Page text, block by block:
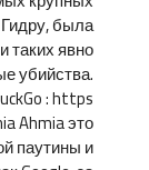
была
таких явно
убийства.
: https
Ahmia это
паутины и